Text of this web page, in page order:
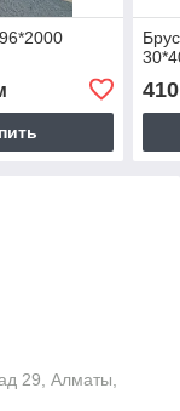
410
29, Алматы,